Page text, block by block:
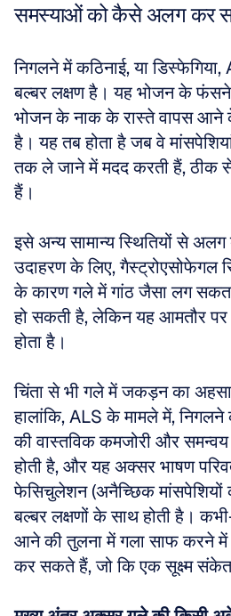
समस्याओं को कैसे अलग कर
निगलने में कठिनाई, या
बल्बर लक्षण है। यह भोजन के
भोजन के नाक के रास्ते वापस आने
है। यह तब होता है जब वे
तक ले जाने में मदद करती हैं, ठीक से
हैं।
इसे अन्य सामान्य स्थितियों से अलग
उदाहरण के लिए, गैस्ट्रोएसोफेगल
के कारण गले में गांठ जैसा लग
हो सकती है, लेकिन यह आमतौर
होता है।
चिंता से भी गले में जकड़न का
हालांकि, ALS के मामले में, निगलने
की वास्तविक कमजोरी और
होती है, और यह अक्सर भाषण
फेसिचुलेशन (अनैच्छिक
बल्बर लक्षणों के साथ होती है।
आने की तुलना में गला साफ करने
कर सकते हैं, जो कि एक सूक्ष्म